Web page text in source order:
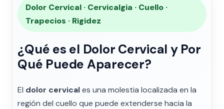
Dolor Cervical · Cervicalgia · Cuello ·
Trapecios · Rigidez
¿Qué es el Dolor Cervical y Por
Qué Puede Aparecer?
El dolor cervicales una molestia localizada en la
región del cuello que puede extenderse hacia la